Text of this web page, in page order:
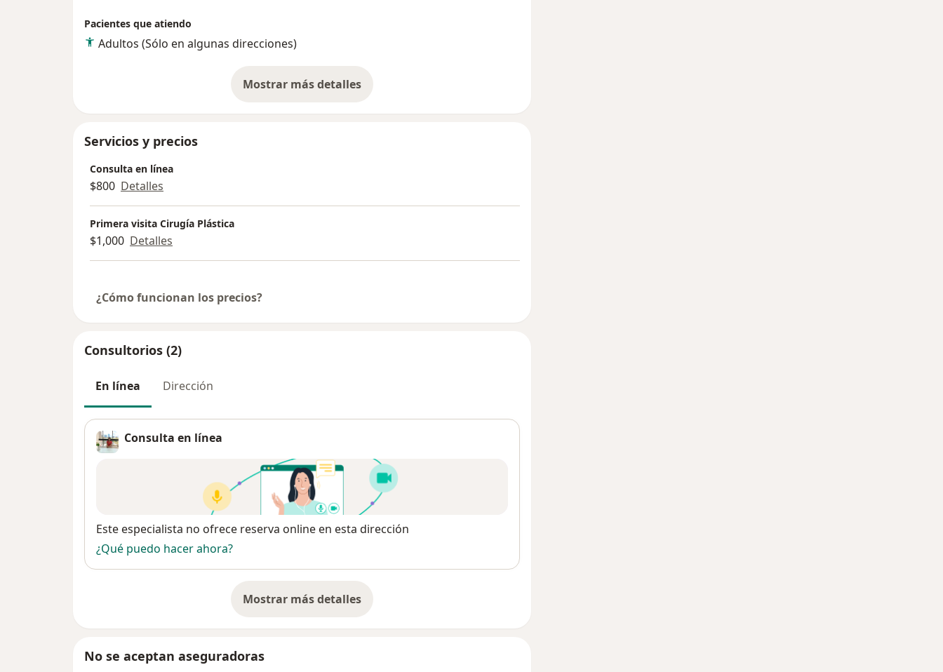
Pacientes que atiendo
Adultos (Sólo en algunas direcciones)
Mostrar más detalles
sobre la experiencia
Servicios y precios
Consulta en línea
$800 Detalles
Primera visita Cirugía Plástica
$1,000 Detalles
¿Cómo funcionan los precios?
Consultorios (2)
En línea Dirección
Consulta en línea
Disponibilidad
Este especialista no ofrece reserva online en esta dirección
¿Qué puedo hacer ahora?
Mostrar más detalles
sobre la dirección
No se aceptan aseguradoras